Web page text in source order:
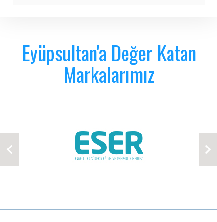
Eyüpsultan'a Değer Katan
Markalarımız